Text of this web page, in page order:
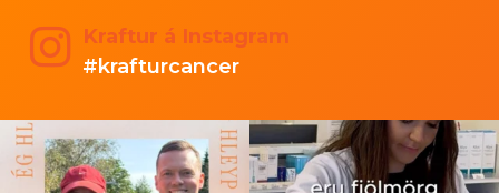
Kraftur á Instagram
#krafturcancer